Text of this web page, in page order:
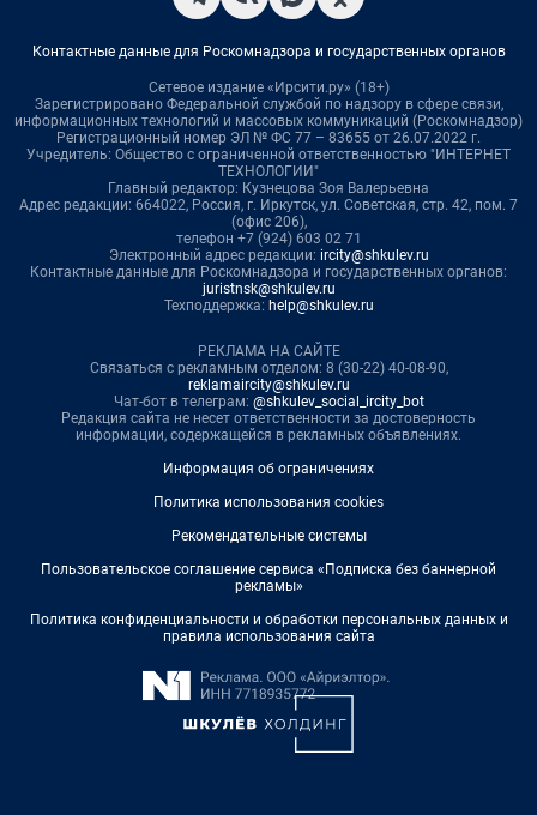
Контактные данные для Роскомнадзора и государственных органов
Сетевое издание «Ирсити.ру» (18+)
Зарегистрировано Федеральной службой по надзору в сфере связи,
информационных технологий и массовых коммуникаций (Роскомнадзор)
Регистрационный номер ЭЛ № ФС 77 – 83655 от 26.07.2022 г.
Учредитель: Общество с ограниченной ответственностью "ИНТЕРНЕТ
ТЕХНОЛОГИИ"
Главный редактор: Кузнецова Зоя Валерьевна
Адрес редакции: 664022, Россия, г. Иркутск, ул. Советская, стр. 42, пом. 7
(офис 206),
телефон +7 (924) 603 02 71
Электронный адрес редакции: ircity@shkulev.ru
Контактные данные для Роскомнадзора и государственных органов:
juristnsk@shkulev.ru
Техподдержка: help@shkulev.ru
РЕКЛАМА НА САЙТЕ
Связаться с рекламным отделом: 8 (30-22) 40-08-90,
reklamaircity@shkulev.ru
Чат-бот в телеграм: @shkulev_social_ircity_bot
Редакция сайта не несет ответственности за достоверность
информации, содержащейся в рекламных объявлениях.
Информация об ограничениях
Политика использования cookies
Рекомендательные системы
Пользовательское соглашение сервиса «Подписка без баннерной
рекламы»
Политика конфиденциальности и обработки персональных данных и
правила использования сайта